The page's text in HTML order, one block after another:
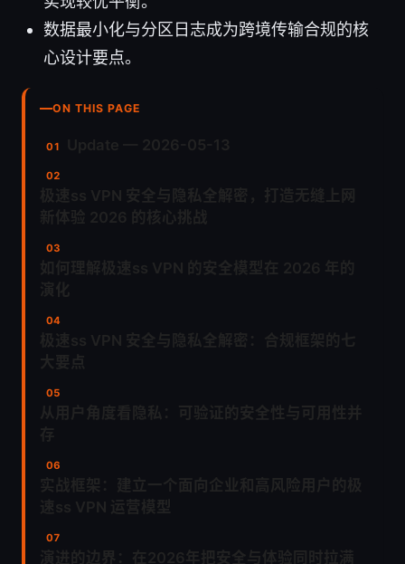
数据最小化与分区日志成为跨境传输合规的核
心设计要点。
ON THIS PAGE